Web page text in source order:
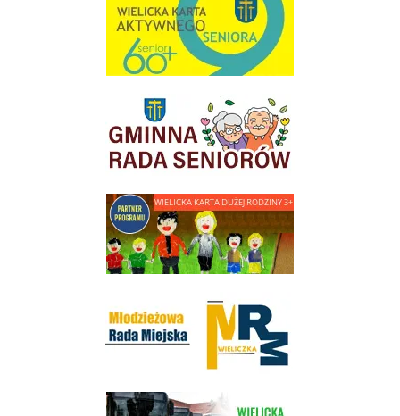
link do strony Gminnej Rady Seniorow - Wieliczka
link do strony - Wielicka Karta Dużej Rodziny
link do strony Wielickiej Spółki Transportowej